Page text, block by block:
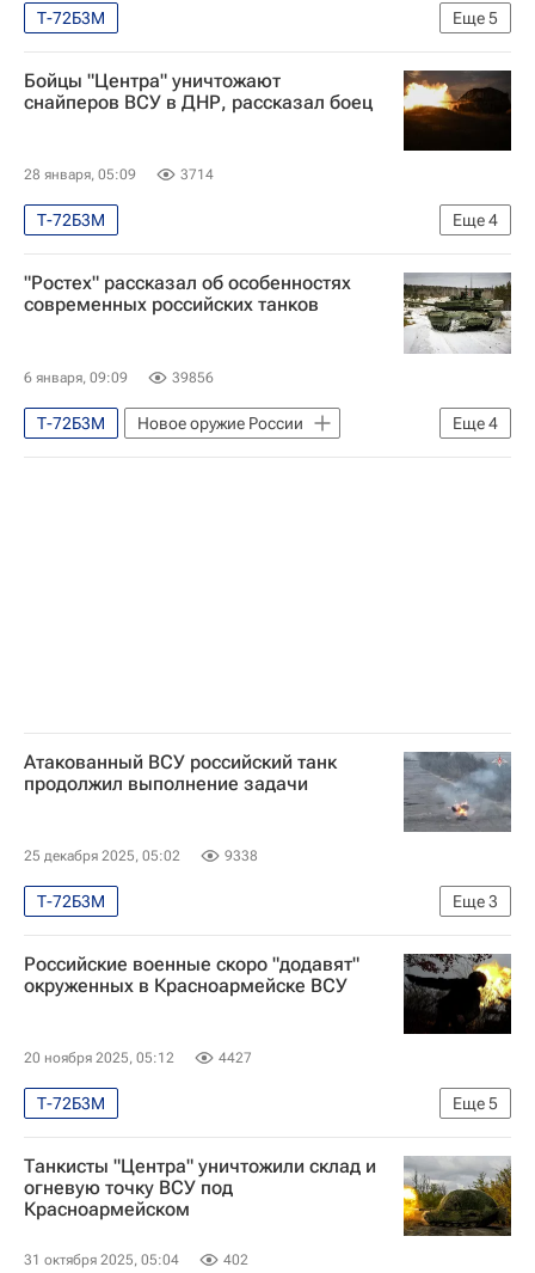
Еще5
Т-72Б3М
Специальная военная операция на Украине
Безопасность
Запорожская область
Министерство обороны РФ (Минобороны РФ)
Бойцы "Центра" уничтожают
снайперов ВСУ в ДНР, рассказал боец
28 января, 05:09 3714
Еще4
Т-72Б3М
Специальная военная операция на Украине
Безопасность
Вооруженные силы Украины
"Ростех" рассказал об особенностях
современных российских танков
6 января, 09:09 39856
Еще4
Т-72Б3М
Новое оружие России
Россия
Ростех
Т-90М
Атакованный ВСУ российский танк
продолжил выполнение задачи
25 декабря 2025, 05:02 9338
Еще3
Т-72Б3М
Специальная военная операция на Украине
Безопасность
Россия
Российские военные скоро "додавят"
окруженных в Красноармейске ВСУ
20 ноября 2025, 05:12 4427
Еще5
Т-72Б3М
Специальная военная операция на Украине
Безопасность
Красноармейск
Вооруженные силы Украины
Министерство обороны РФ (Минобороны РФ)
Танкисты "Центра" уничтожили склад и
огневую точку ВСУ под
Красноармейском
31 октября 2025, 05:04 402